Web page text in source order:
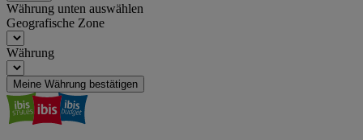
Währung unten auswählen
Geografische Zone
Währung
Meine Währung bestätigen